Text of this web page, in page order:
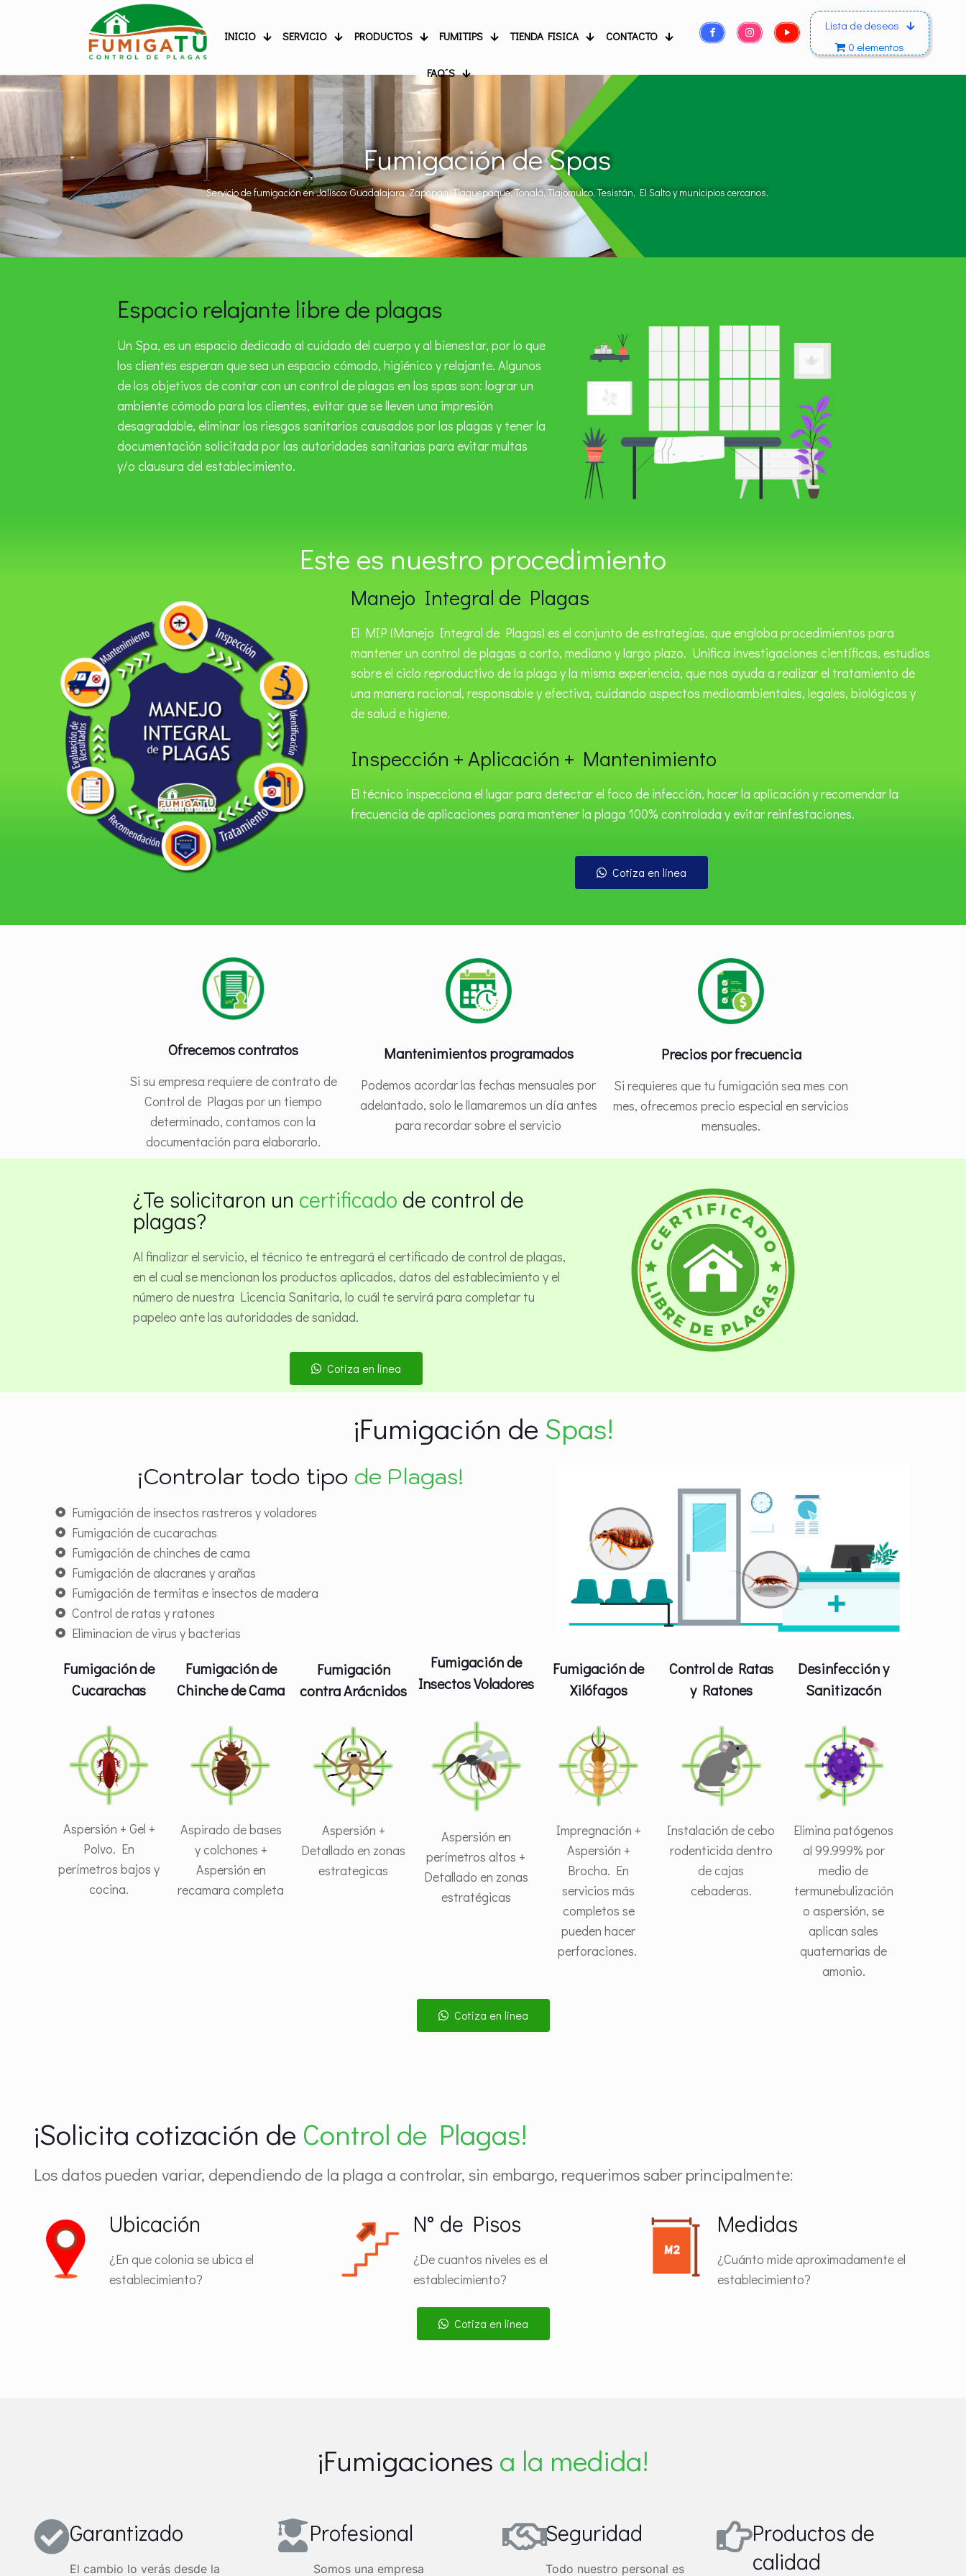
INICIO SERVICIO PRODUCTOS FUMITIPS TIENDA FISICA CONTACTO
FAQ´S
Lista de deseos
0 elementos
Fumigación de Spas
Servicio de fumigación en Jalisco: Guadalajara, Zapopan, Tlaquepaque, Tonalá, Tlajomulco, Tesistán, El Salto y municipios cercanos.
Espacio relajante libre de plagas
Un Spa, es un espacio dedicado al cuidado del cuerpo y al bienestar, por lo que
los clientes esperan que sea un espacio cómodo, higiénico y relajante. Algunos
de los objetivos de contar con un control de plagas en los spas son: lograr un
ambiente cómodo para los clientes, evitar que se lleven una impresión
desagradable, eliminar los riesgos sanitarios causados por las plagas y tener la
documentación solicitada por las autoridades sanitarias para evitar multas
y/o clausura del establecimiento.
Este es nuestro procedimiento
Manejo Integral de Plagas
El MIP (Manejo Integral de Plagas) es el conjunto de estrategias, que engloba procedimientos para
mantener un control de plagas a corto, mediano y largo plazo. Unifica investigaciones científicas, estudios
sobre el ciclo reproductivo de la plaga y la misma experiencia, que nos ayuda a realizar el tratamiento de
una manera racional, responsable y efectiva, cuidando aspectos medioambientales, legales, biológicos y
de salud e higiene.
Inspección + Aplicación + Mantenimiento
El técnico inspecciona el lugar para detectar el foco de infección, hacer la aplicación y recomendar la
frecuencia de aplicaciones para mantener la plaga 100% controlada y evitar reinfestaciones.
Cotiza en linea
Ofrecemos contratos
Si su empresa requiere de contrato de
Control de Plagas por un tiempo
determinado, contamos con la
documentación para elaborarlo.
Mantenimientos programados
Podemos acordar las fechas mensuales por
adelantado, solo le llamaremos un día antes
para recordar sobre el servicio
Precios por frecuencia
Si requieres que tu fumigación sea mes con
mes, ofrecemos precio especial en servicios
mensuales.
¿Te solicitaron un certificado de control de
plagas?
Al finalizar el servicio, el técnico te entregará el certificado de control de plagas,
en el cual se mencionan los productos aplicados, datos del establecimiento y el
número de nuestra Licencia Sanitaria, lo cuál te servirá para completar tu
papeleo ante las autoridades de sanidad.
Cotiza en linea
¡Fumigación de Spas!
¡Controlar todo tipo de Plagas!
Fumigación de insectos rastreros y voladores
Fumigación de cucarachas
Fumigación de chinches de cama
Fumigación de alacranes y arañas
Fumigación de termitas e insectos de madera
Control de ratas y ratones
Eliminacion de virus y bacterias
Fumigación de
Cucarachas
Aspersión + Gel +
Polvo. En
perímetros bajos y
cocina.
Fumigación de
Chinche de Cama
Aspirado de bases
y colchones +
Aspersión en
recamara completa
Fumigación
contra Arácnidos
Aspersión +
Detallado en zonas
estrategicas
Fumigación de
Insectos Voladores
Aspersión en
perímetros altos +
Detallado en zonas
estratégicas
Fumigación de
Xilófagos
Impregnación +
Aspersión +
Brocha. En
servicios más
completos se
pueden hacer
perforaciones.
Control de Ratas
y Ratones
Instalación de cebo
rodenticida dentro
de cajas
cebaderas.
Desinfección y
Sanitizacón
Elimina patógenos
al 99.999% por
medio de
termunebulización
o aspersión, se
aplican sales
quaternarias de
amonio.
Cotiza en linea
¡Solicita cotización de Control de Plagas!
Los datos pueden variar, dependiendo de la plaga a controlar, sin embargo, requerimos saber principalmente:
Ubicación
¿En que colonia se ubica el
establecimiento?
N° de Pisos
¿De cuantos niveles es el
establecimiento?
Medidas
¿Cuánto mide aproximadamente el
establecimiento?
Cotiza en linea
¡Fumigaciones a la medida!
Garantizado
El cambio lo verás desde la
Profesional
Somos una empresa
Seguridad
Todo nuestro personal es
Productos de
calidad